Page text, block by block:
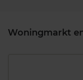
Woningmarkt